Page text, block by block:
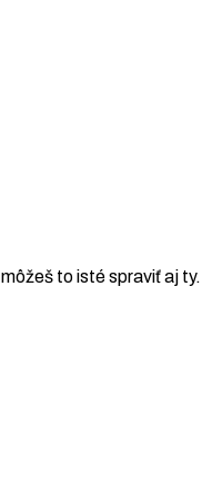
to isté spraviť aj ty.